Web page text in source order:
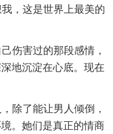
，这是世界上最美的
伤害过的那段感情，
地沉淀在心底。现在
除了能让男人倾倒，
。她们是真正的情商